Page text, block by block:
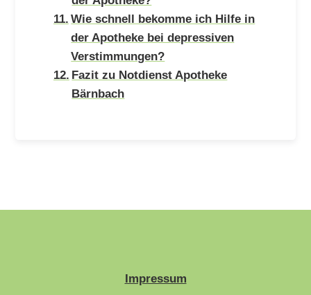
Wie schnell bekomme ich Hilfe in
der Apotheke bei depressiven
Verstimmungen?
Fazit zu Notdienst Apotheke
Bärnbach
Impressum